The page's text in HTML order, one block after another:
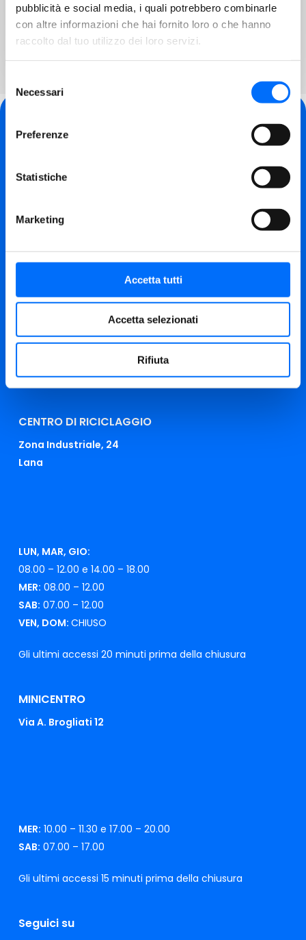
pubblicità e social media, i quali potrebbero combinarle
con altre informazioni che hai fornito loro o che hanno
raccolto dal tuo utilizzo dei loro servizi.
delNecessari
Preferenze
Statistiche
Marketing
Accetta tutti
Accetta selezionati
Rifiuta
pericolosi…
SEDE OPERATIVA
ingresso pedonale
Via A. Brogliati 12
08.30 – 12.00
0473 283 000
reclami@asmmerano.it
CENTRO DI RICICLAGGIO
Zona Industriale, 24
Lana
LUN, MAR, GIO:
08.00 – 12.00 e 14.00 – 18.00
MER: 08.00 – 12.00
SAB: 07.00 – 12.00
VEN, DOM: CHIUSO
Gli ultimi accessi 20 minuti prima della chiusura
MINICENTRO
Via A. Brogliati 12
MER: 10.00 – 11.30 e 17.00 – 20.00
SAB: 07.00 – 17.00
Gli ultimi accessi 15 minuti prima della chiusura
Seguici su